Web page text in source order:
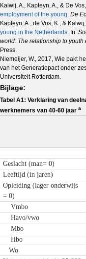
Kalwij, A., Kapteyn, A., & De
employment of the young. De
Kapteyn, A., de Vos, K., &
young in the Netherlands. In:
world: The relationship to youth
Press.
Niemeijer, W., 2017, Wie pakt
van het Generatiepact onder
Universiteit Rotterdam.
Bijlage:
Tabel A1: Verklaring van
werknemers van 40-60 jaar a
Geslacht (man= 0)
Leeftijd (in jaren)
Opleiding (lager onderwijs
= 0)
Vmbo
Havo/vwo
Mbo
Hbo
Wo